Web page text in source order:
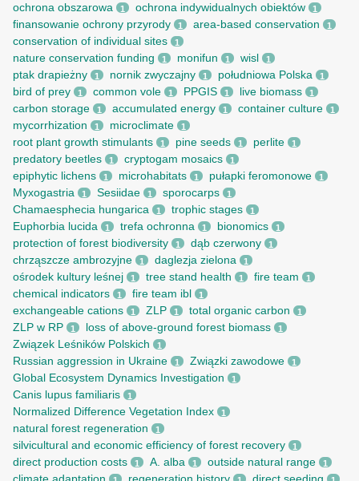
ochrona obszarowa 1 ochrona indywidualnych obiektów 1
finansowanie ochrony przyrody 1 area-based conservation 1
conservation of individual sites 1
nature conservation funding 1 monifun 1 wisl 1
ptak drapieżny 1 nornik zwyczajny 1 południowa Polska 1
bird of prey 1 common vole 1 PPGIS 1 live biomass 1
carbon storage 1 accumulated energy 1 container culture 1
mycorrhization 1 microclimate 1
root рlant growth stimulants 1 pine seeds 1 perlite 1
predatory beetles 1 cryptogam mosaics 1
epiphytic lichens 1 microhabitats 1 pułapki feromonowe 1
Myxogastria 1 Sesiidae 1 sporocarps 1
Chamaesphecia hungarica 1 trophic stages 1
Euphorbia lucida 1 trefa ochronna 1 bionomics 1
protection of forest biodiversity 1 dąb czerwony 1
chrząszcze ambrozyjne 1 daglezja zielona 1
ośrodek kultury leśnej 1 tree stand health 1 fire team 1
chemical indicators 1 fire team ibl 1
exchangeable cations 1 ZLP 1 total organic carbon 1
ZLP w RP 1 loss of above-ground forest biomass 1
Związek Leśników Polskich 1
Russian aggression in Ukraine 1 Związki zawodowe 1
Global Ecosystem Dynamics Investigation 1
Canis lupus familiaris 1
Normalized Difference Vegetation Index 1
natural forest regeneration 1
silvicultural and economic efficiency of forest recovery 1
direct production costs 1 A. alba 1 outside natural range 1